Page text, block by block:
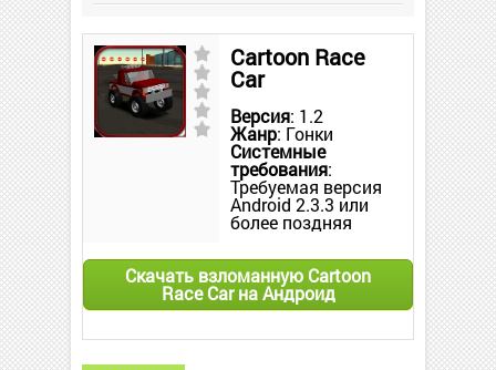
Cartoon Race
Car
Версия: 1.2
Жанр: Гонки
Системные
требования:
Требуемая версия
Android 2.3.3 или
более поздняя
Скачать взломанную Cartoon
Race Car на Андроид